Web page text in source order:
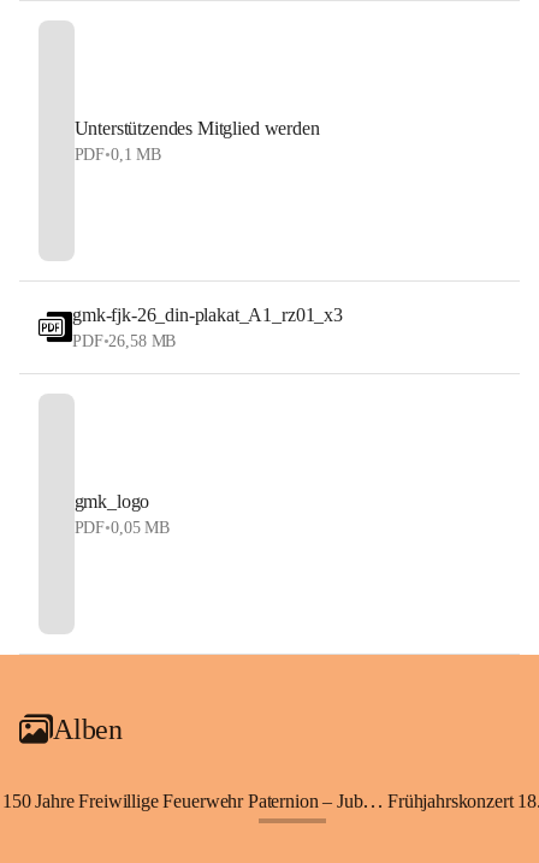
Unterstützendes Mitglied werden
PDF•0,1 MB
gmk-fjk-26_din-plakat_A1_rz01_x3
PDF•26,58 MB
gmk_logo
PDF•0,05 MB
Alben
150 Jahre Freiwillige Feuerwehr Paternion – Jubiläumsfest Frühjahrskonzert